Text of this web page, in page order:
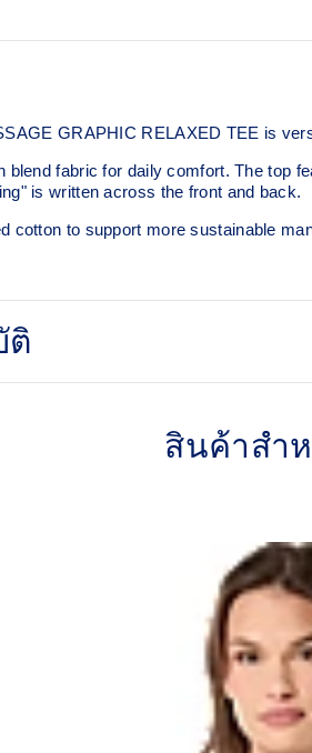
GRAPHIC RELAXED TEE is
fabric for daily comfort. The top
is written across the front and back.
cotton to support more sustainable
ติ
สินค้าสำ